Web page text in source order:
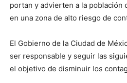
portan y advierten a la población
en una zona de alto riesgo de
El Gobierno de la Ciudad de
ser responsable y seguir las
el objetivo de disminuir los